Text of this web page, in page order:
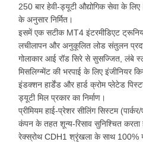
250 बार हेवी-ड्यूटी औद्योगिक सेवा के
के अनुसार निर्मित।
इसमें एक सटीक MT4 इंटरमीडिएट
लचीलापन और अनुकूलित लोड संतुलन
गोलाकार आई रॉड सिरे से सुसज्जित, लंबे
मिसलिग्न्मेंट की भरपाई के लिए इंजीनियर
इंडक्शन हार्डेंड और हार्ड क्रोम प्लेटेड
ड्यूटी मिल प्रकार का निर्माण।
प्रीमियम हाई-प्रेशर सीलिंग सिस्टम
कंपन के तहत शून्य-रिसाव सुनिश्चित करता
रेक्स्रोथ CDH1 श्रृंखला के साथ 100%